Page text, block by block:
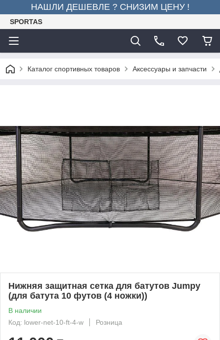
НАШЛИ ДЕШЕВЛЕ ? СНИЗИМ ЦЕНУ !
SPORTAS
Каталог спортивных товаров Аксессуары и запчасти
Нижняя защитная сетка для батутов Jumpy
(для батута 10 футов (4 ножки))
В наличии
Код: lower-net-10-ft-4-w
Розница